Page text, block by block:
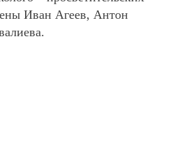
Иван Агеев, Антон